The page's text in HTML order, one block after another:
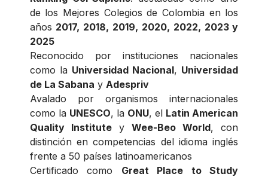
de los Mejores Colegios de Colombia en los
años 2017, 2018, 2019, 2020, 2022, 2023 y
2025
Reconocido por instituciones nacionales
como la Universidad Nacional, Universidad
de La Sabana y Adespriv
Avalado por organismos internacionales
como la UNESCO, la ONU, el Latin American
Quality InstituteyWee-Beo World, con
distinción en competencias del idioma inglés
frente a 50 países latinoamericanos
Certificado como Great Place to Study